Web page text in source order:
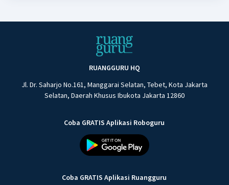
RUANGGURU HQ
Jl. Dr. Saharjo No.161, Manggarai Selatan, Tebet, Kota Jakarta
Selatan, Daerah Khusus Ibukota Jakarta 12860
Coba GRATIS Aplikasi Roboguru
Coba GRATIS Aplikasi Ruangguru